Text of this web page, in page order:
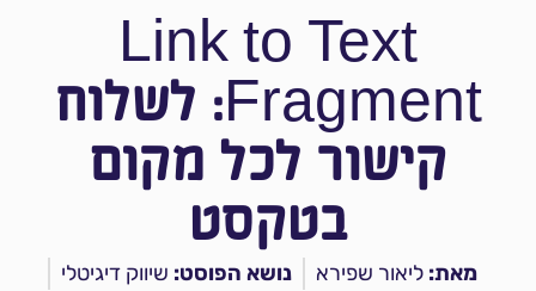
Link to Text
Fragment: לשלוח
קישור לכל מקום
בטקסט
מאת: ליאור שפירא נושא הפוסט: שיווק דיגיטלי